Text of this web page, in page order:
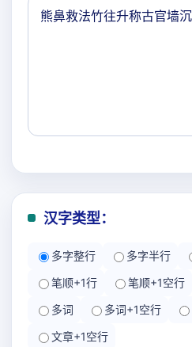
汉字类型：
多字整行 多字半行
笔顺+1行
笔顺+1空行
多词
多词+1空行
文章+1空行